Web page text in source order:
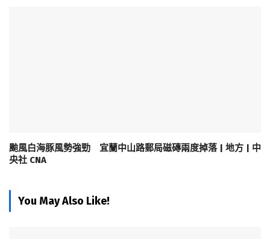
颱風白海豚風勢強勁 宜蘭中山路郵局磁磚兩度掉落 | 地方 | 中
央社 CNA
You May Also Like!